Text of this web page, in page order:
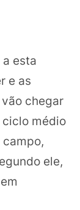
esta
e as
chegar
médio
campo,
ele,